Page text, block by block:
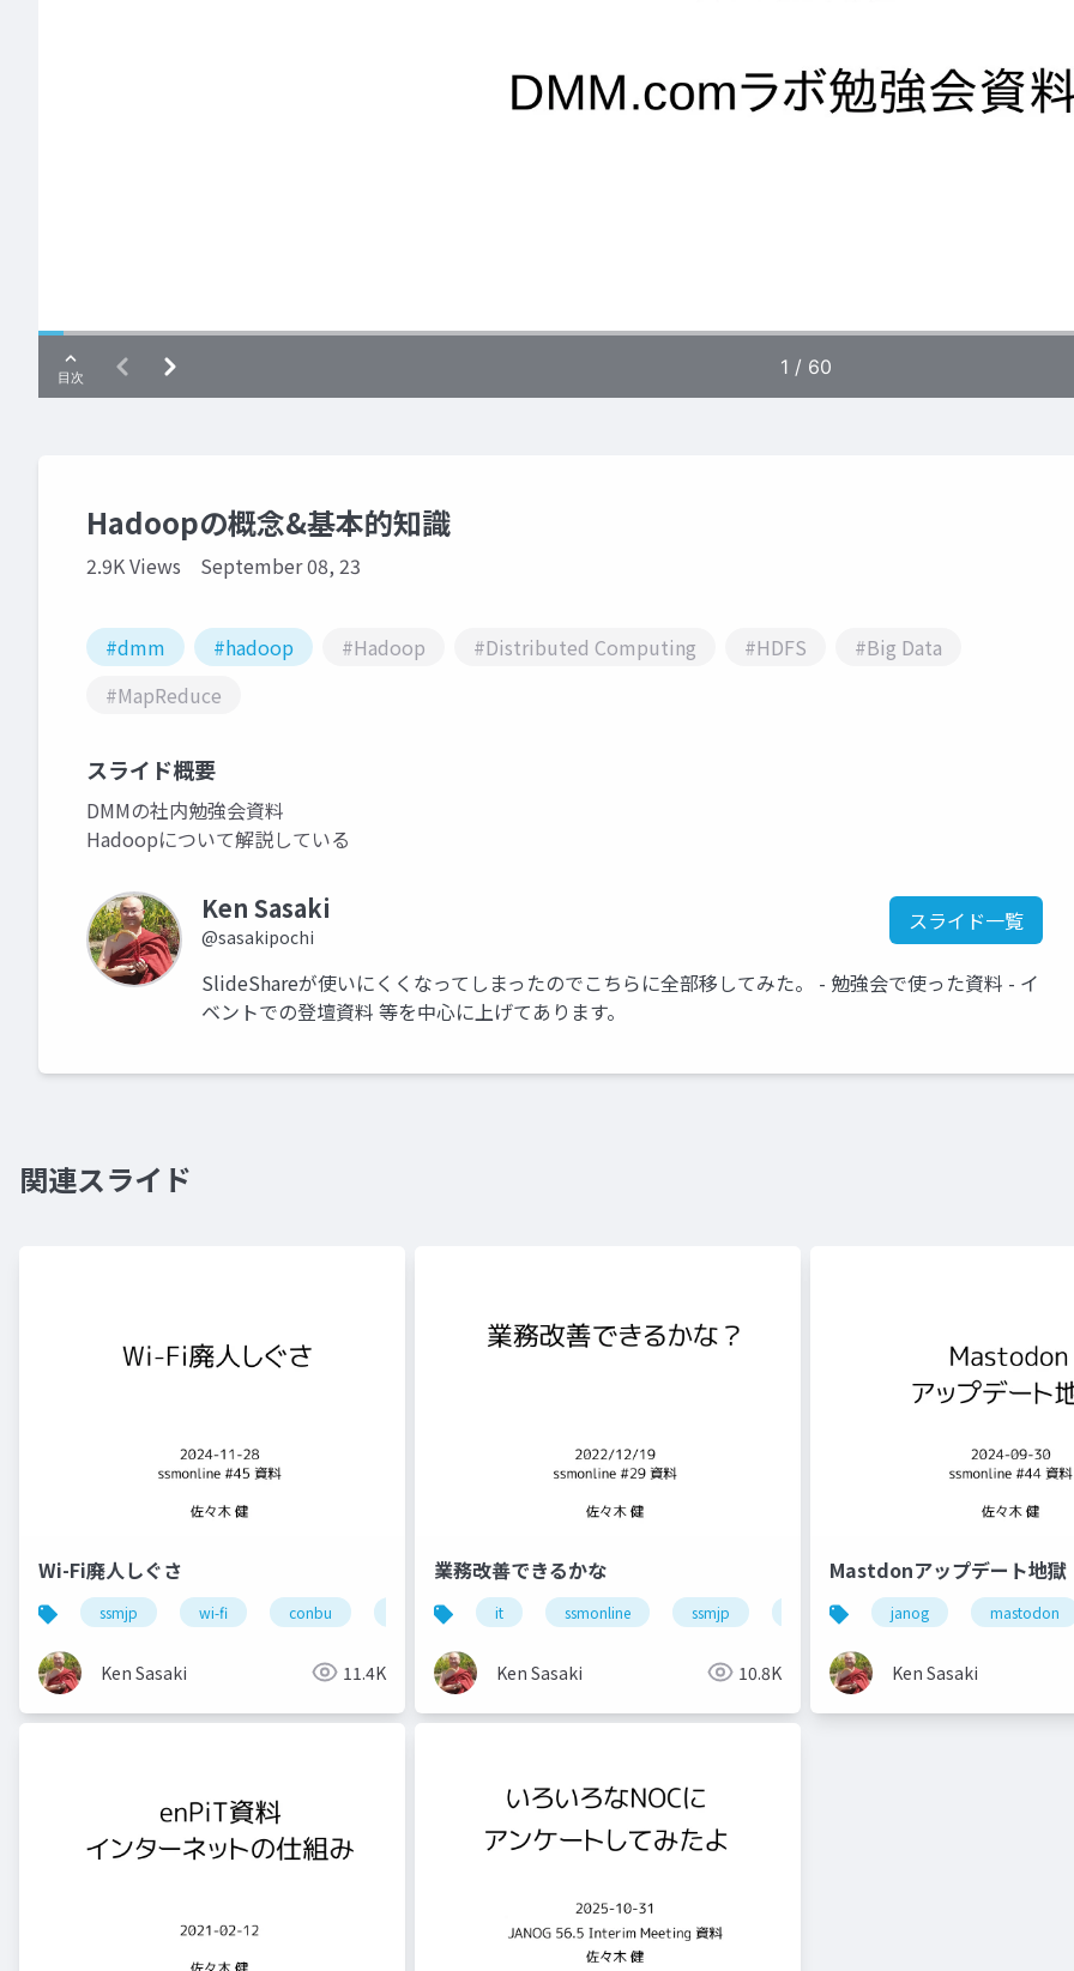
Hadoopの概念&基本的知識
2.9K Views September 08, 23
#dmm #hadoop #Hadoop #Distributed Computing #HDFS
#Big Data
#MapReduce
スライド概要
DMMの社内勉強会資料
Hadoopについて解説している
Ken Sasaki
@sasakipochi
スライド一覧
SlideShareが使いにくくなってしまったのでこちらに全部移してみた。 - 勉強会で使った資料 - イ
ベントでの登壇資料 等を中心に上げてあります。
関連スライド
Wi-Fi廃人しぐさ
ssmjp wi-fi conbu bakuchiku ssmonline ネットワーク
Ken Sasaki 11.4K
業務改善できるかな
it ssmonline ssmjp 業務改善
Ken Sasaki 10.8K
Mastdonアップデート地獄
janog mastodon
Ken Sasaki